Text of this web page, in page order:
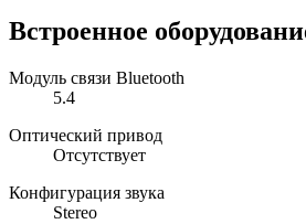
Встроенное
Модуль связи Bluetooth
5.4
Оптический привод
Отсутствует
Конфигурация звука
Stereo